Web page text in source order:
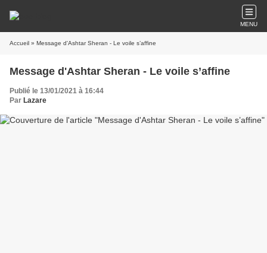
MENU
Accueil » Message d'Ashtar Sheran - Le voile s’affine
Message d'Ashtar Sheran - Le voile s’affine
Publié le 13/01/2021 à 16:44
Par Lazare